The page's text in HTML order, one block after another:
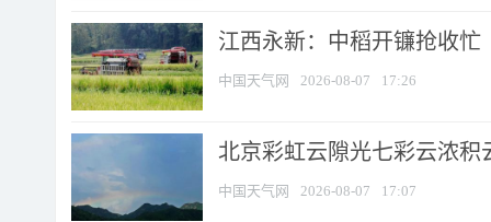
江西永新：中稻开镰抢收忙
中国天气网 2026-08-07 17:26
北京彩虹云隙光七彩云浓积
中国天气网 2026-08-07 17:07